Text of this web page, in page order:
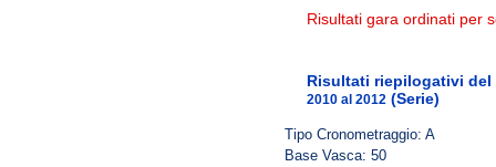
Risultati gara ordinati per
Risultati riepilogativi del
2010 al 2012 (Serie)
Tipo Cronometraggio: A
Base Vasca: 50